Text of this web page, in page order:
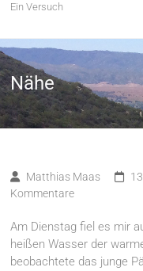
Ein Versuch
Nähe
Matthias Maas
Kommentare
Am Dienstag fiel es mir
heißen Wasser der
beobachtete das junge